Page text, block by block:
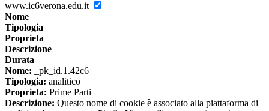
www.ic6verona.edu.it
Nome
Tipologia
Proprieta
Descrizione
Durata
Nome: _pk_id.1.42c6
Tipologia: analitico
Proprieta: Prime Parti
Descrizione: Questo nome di cookie è associato alla piattaforma di